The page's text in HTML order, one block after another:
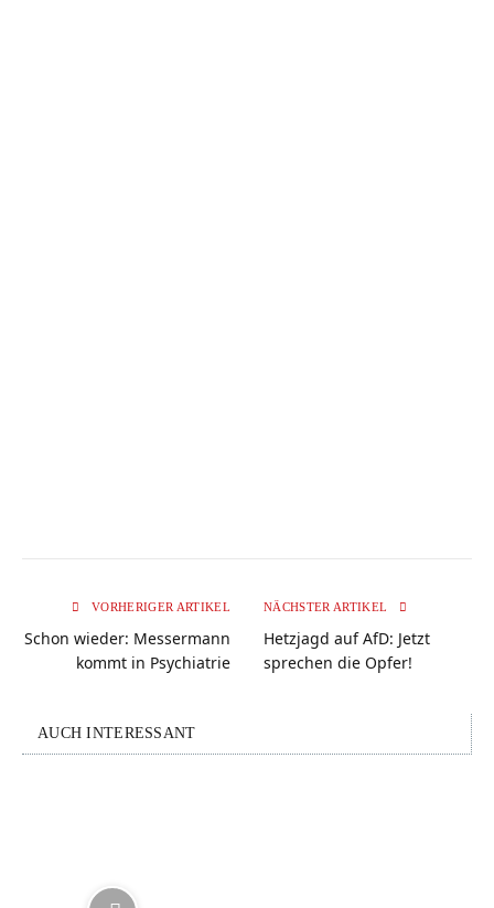
VORHERIGER ARTIKEL
Schon wieder: Messermann
kommt in Psychiatrie
NÄCHSTER ARTIKEL
Hetzjagd auf AfD: Jetzt
sprechen die Opfer!
AUCH INTERESSANT